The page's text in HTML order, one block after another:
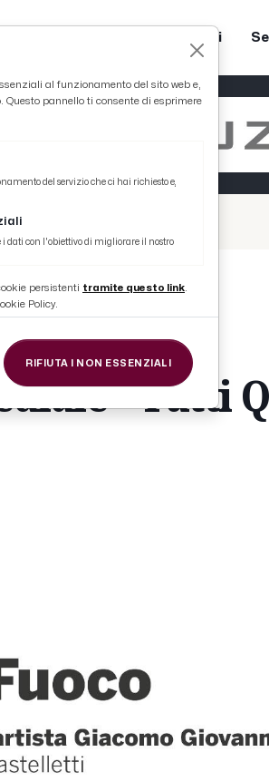
Coppa Teodori
un Fuoco''
Hub,
''Tutti
al funzionamento del sito web e,
pannello ti consente di esprimere
del servizio che ci hai richiesto e,
dati con l'obiettivo di migliorare il nostro
persistenti tramite questo link.
Policy.
RIFIUTA I NON ESSENZIALI